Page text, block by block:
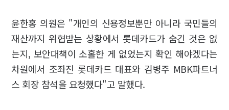
윤한홍 의원은 "개인의 신용정보뿐만 아니라 국민들의
재산까지 위협받는 상황에서 롯데카드가 숨긴 것은 없
는지, 보안대책이 소홀한 게 없었는지 확인 해야겠다는
차원에서 조좌진 롯데카드 대표와 김병주 MBK파트너
스 회장 참석을 요청했다"고 말했다.